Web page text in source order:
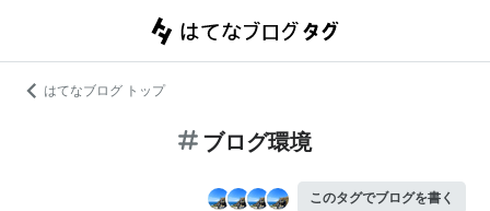
はてなブログ トップ
ブログ環境
このタグでブログを書く